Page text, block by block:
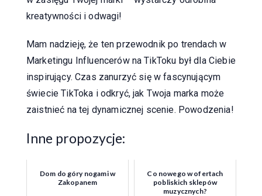
kreatywności i odwagi!
Mam nadzieję, że ten przewodnik po trendach w
Marketingu Influencerów na TikToku był dla Ciebie
inspirujący. Czas zanurzyć się w fascynującym
świecie TikToka i odkryć, jak Twoja marka może
zaistnieć na tej dynamicznej scenie. Powodzenia!
Inne propozycje:
Dom do góry nogami w
Zakopanem
Co nowego w ofertach
pobliskich sklepów
muzycznych?